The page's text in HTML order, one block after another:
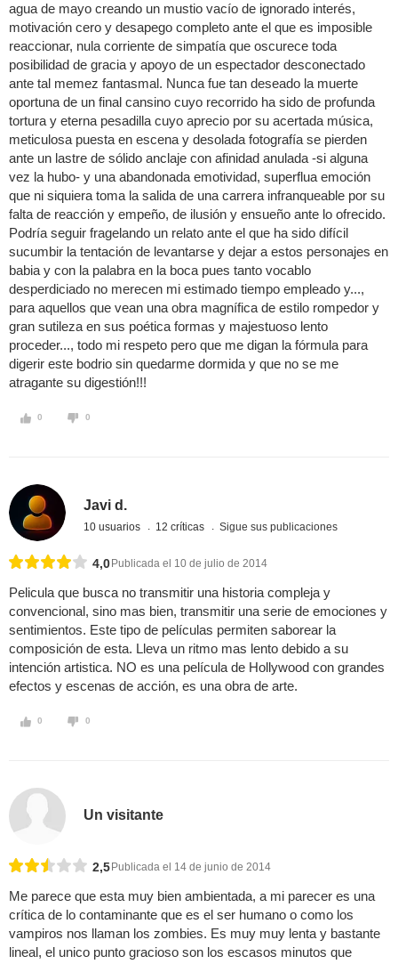
agua de mayo creando un mustio vacío de ignorado interés,
motivación cero y desapego completo ante el que es imposible
reaccionar, nula corriente de simpatía que oscurece toda
posibilidad de gracia y apoyo de un espectador desconectado
ante tal memez fantasmal. Nunca fue tan deseado la muerte
oportuna de un final cansino cuyo recorrido ha sido de profunda
tortura y eterna pesadilla cuyo aprecio por su acertada música,
meticulosa puesta en escena y desolada fotografía se pierden
ante un lastre de sólido anclaje con afinidad anulada -si alguna
vez la hubo- y una abandonada emotividad, superflua emoción
que ni siquiera toma la salida de una carrera infranqueable por su
falta de reacción y empeño, de ilusión y ensueño ante lo ofrecido.
Podría seguir fragelando un relato ante el que ha sido difícil
sucumbir la tentación de levantarse y dejar a estos personajes en
babia y con la palabra en la boca pues tanto vocablo
desperdiciado no merecen mi estimado tiempo empleado y...,
para aquellos que vean una obra magnífica de estilo rompedor y
gran sutileza en sus poética formas y majestuoso lento
proceder..., todo mi respeto pero que me digan la fórmula para
digerir este bodrio sin quedarme dormida y que no se me
atragante su digestión!!!
0 0
Javi d.
10 usuarios 12 críticas Sigue sus publicaciones
4,0 Publicada el 10 de julio de 2014
Pelicula que busca no transmitir una historia compleja y
convencional, sino mas bien, transmitir una serie de emociones y
sentimientos. Este tipo de películas permiten saborear la
composición de esta. Lleva un ritmo mas lento debido a su
intención artistica. NO es una película de Hollywood con grandes
efectos y escenas de acción, es una obra de arte.
0 0
Un visitante
2,5 Publicada el 14 de junio de 2014
Me parece que esta muy bien ambientada, a mi parecer es una
crítica de lo contaminante que es el ser humano o como los
vampiros nos llaman los zombies. Es muy muy lenta y bastante
lineal, el unico punto gracioso son los escasos minutos que